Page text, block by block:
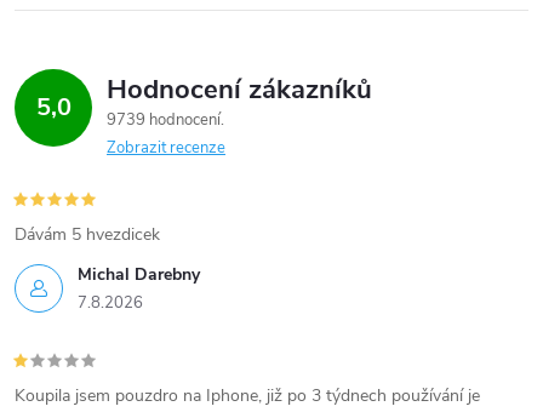
5,0 Hodnocení zákazníků
9739 hodnocení
Zobrazit recenze
Michal Darebny
7.8.2026
Dávám 5 hvezdicek
Koupila jsem pouzdro na Iphone, již po 3 týdnech používání je